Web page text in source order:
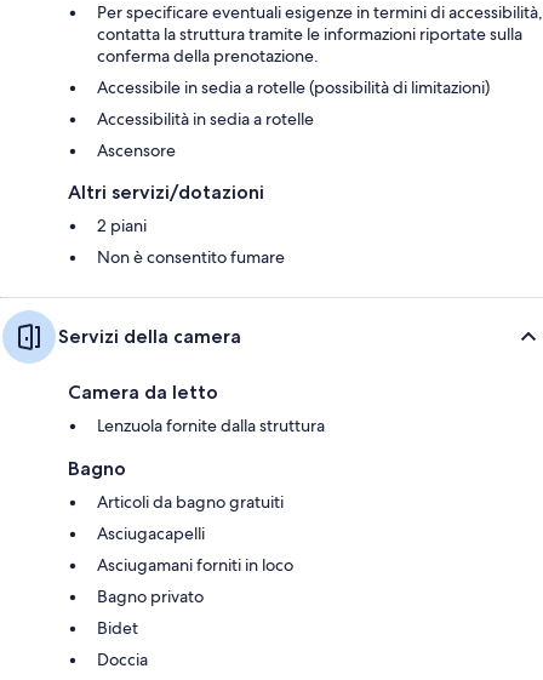
Per specificare eventuali esigenze in termini di accessibilità,
contatta la struttura tramite le informazioni riportate sulla
conferma della prenotazione.
Accessibile in sedia a rotelle (possibilità di limitazioni)
Accessibilità in sedia a rotelle
Ascensore
Altri servizi/dotazioni
2 piani
Non è consentito fumare
Servizi della camera
Camera da letto
Lenzuola fornite dalla struttura
Bagno
Articoli da bagno gratuiti
Asciugacapelli
Asciugamani forniti in loco
Bagno privato
Bidet
Doccia